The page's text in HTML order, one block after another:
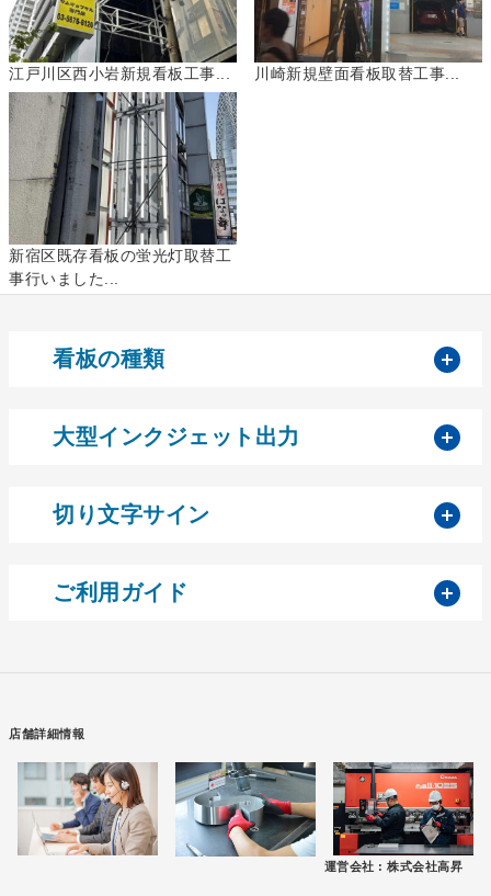
江戸川区西小岩新規看板工事... 川崎新規壁面看板取替工事...
新宿区既存看板の蛍光灯取替工
事行いました...
看板の種類
大型インクジェット出力
切り文字サイン
ご利用ガイド
店舗詳細情報
運営会社 : 株式会社高昇